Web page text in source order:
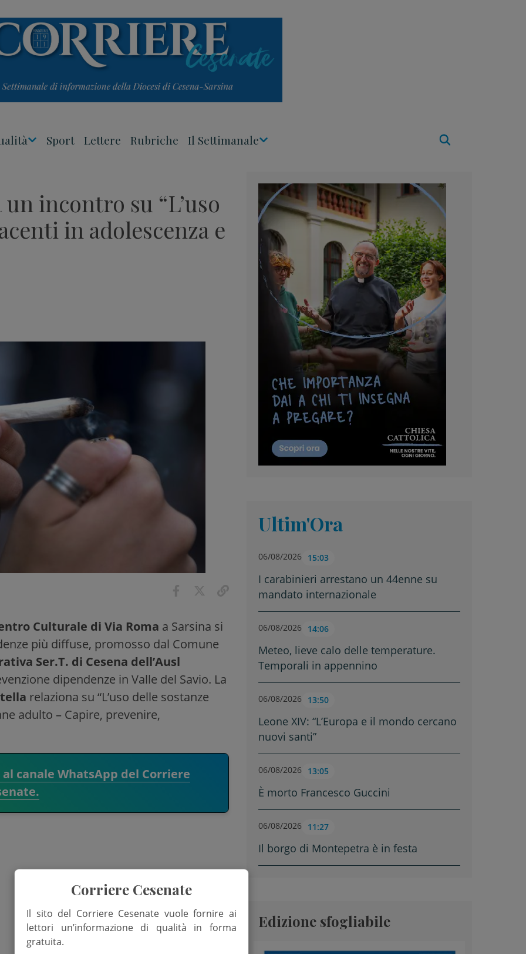
Sport Lettere Rubriche Il Settimanale
incontro su “L’uso
in adolescenza e
Culturale di Via Roma a Sarsina si
più diffuse, promosso dal Comune
Ser.T. di Cesena dell’Ausl
dipendenze in Valle del Savio. La
relaziona su “L’uso delle sostanze
adulto – Capire, prevenire,
canale WhatsApp del Corriere
Ultim'Ora
06/08/2026 15:03
I carabinieri arrestano un 44enne su
mandato internazionale
06/08/2026 14:06
Meteo, lieve calo delle temperature.
Temporali in appennino
06/08/2026 13:50
Leone XIV: “L’Europa e il mondo cercano
nuovi santi”
06/08/2026 13:05
È morto Francesco Guccini
06/08/2026 11:27
Il borgo di Montepetra è in festa
Edizione sfogliabile
Corriere Cesenate
Il sito del Corriere Cesenate vuole fornire ai
lettori un’informazione di qualità in forma
gratuita.